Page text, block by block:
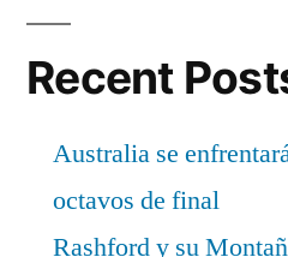
Recent
Australia se
octavos de final
Rashford y su